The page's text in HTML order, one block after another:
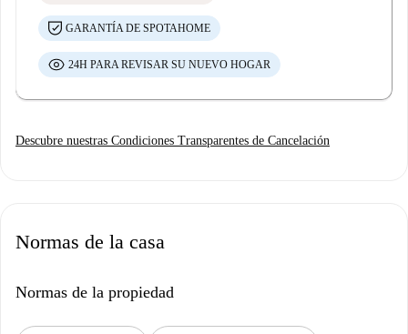
GARANTÍA DE SPOTAHOME
24H PARA REVISAR SU NUEVO HOGAR
Descubre nuestras Condiciones Transparentes de Cancelación
Normas de la casa
Normas de la propiedad